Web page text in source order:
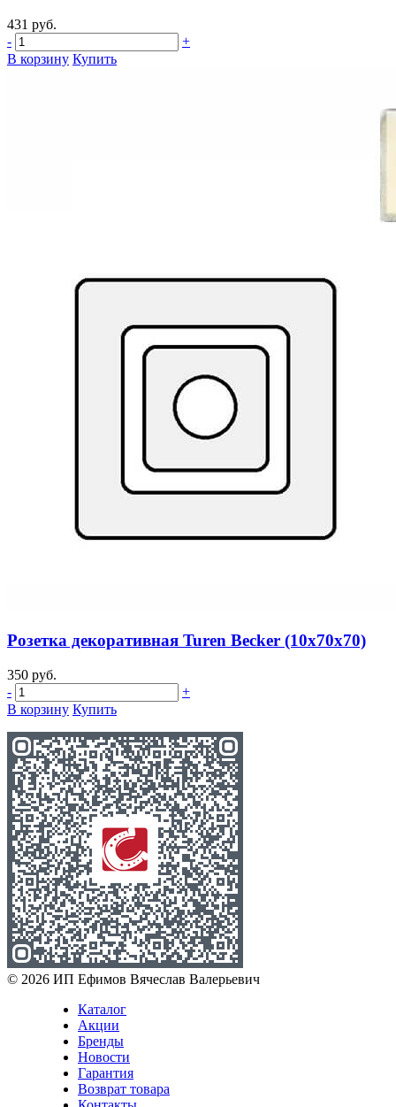
431 руб.
-
+
В корзину Купить
Розетка декоративная Turen Becker (10х70х70)
350 руб.
-
+
В корзину Купить
© 2026 ИП Ефимов Вячеслав Валерьевич
Каталог
Акции
Бренды
Новости
Гарантия
Возврат товара